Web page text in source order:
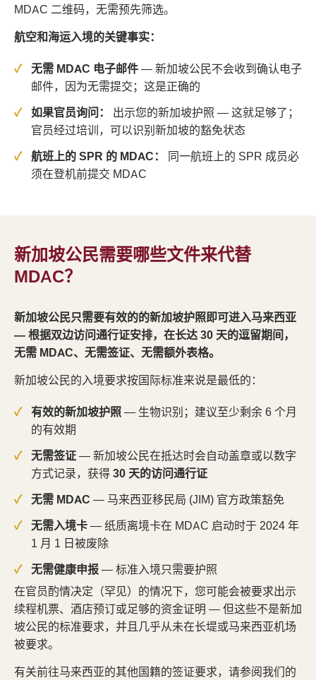
MDAC 二维码，无需预先筛选。
航空和海运入境的关键事实：
无需 MDAC 电子邮件— 新加坡公民不会收到确认电子
邮件，因为无需提交；这是正确的
如果官员询问：
出示您的新加坡护照 — 这就足够了；
官员经过培训，可以识别新加坡的豁免状态
航班上的 SPR 的 MDAC：
同一航班上的 SPR 成员必
须在登机前提交 MDAC
新加坡公民需要哪些文件来代替
MDAC？
新加坡公民只需要有效的的新加坡护照即可进入马来西亚
— 根据双边访问通行证安排，在长达 30 天的逗留期间，
无需 MDAC、无需签证、无需额外表格。
新加坡公民的入境要求按国际标准来说是最低的：
有效的新加坡护照— 生物识别；建议至少剩余 6 个月
的有效期
无需签证— 新加坡公民在抵达时会自动盖章或以数字
方式记录，获得30 天的访问通行证
无需 MDAC — 马来西亚移民局 (JIM) 官方政策豁免
无需入境卡— 纸质离境卡在 MDAC 启动时于 2024 年
1 月 1 日被废除
无需健康申报— 标准入境只需要护照
在官员酌情决定（罕见）的情况下，您可能会被要求出示
续程机票、酒店预订或足够的资金证明 — 但这些不是新加
坡公民的标准要求，并且几乎从未在长堤或马来西亚机场
被要求。
有关前往马来西亚的其他国籍的签证要求，请参阅我们的